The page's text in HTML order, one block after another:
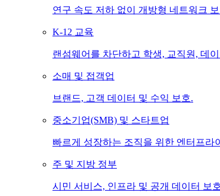
연구 속도 저하 없이 개방형 네트워크
K-12 교육
랜섬웨어를 차단하고 학생, 교직원, 데
소매 및 접객업
브랜드, 고객 데이터 및 수익 보호.
중소기업(SMB) 및 스타트업
빠르게 성장하는 조직을 위한 엔터프라
주 및 지방 정부
시민 서비스, 인프라 및 공개 데이터 보호